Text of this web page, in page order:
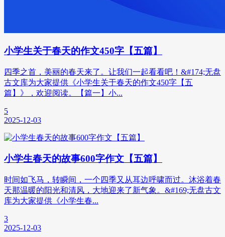
小学生关于春天的作文450字【五篇】
四季之首，美丽的春天来了。让我们一起看看吧！&#174;无盘
古文库为大家提供《小学生关于春天的作文450字【五
篇】》，欢迎阅读。【篇一】小...
5
2025-12-03
小学生春天的故事600字作文【五篇】
时间如飞马，转瞬间，一个四季又从耳边呼啸而过。沐浴着春
天那温暖的阳光和清风，大地迎来了新气象。&#169;无盘古文
库为大家提供《小学生春...
3
2025-12-03